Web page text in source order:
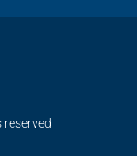
reserved